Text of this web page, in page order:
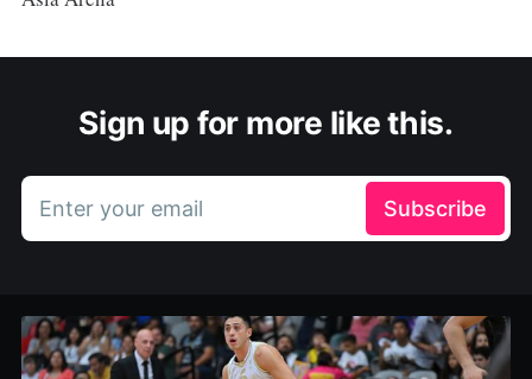
Sign up for more like this.
Enter your email Subscribe